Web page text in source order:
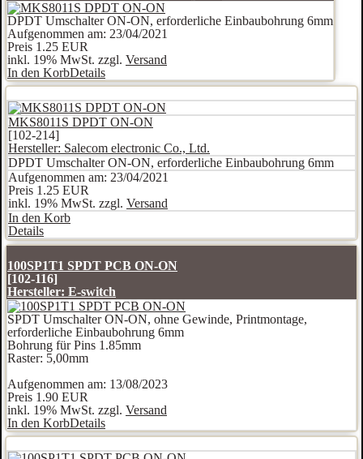
DPDT Umschalter ON-ON, erforderliche Einbaubohrung 6mm
Aufgenommen am: 23/04/2021
Preis 1.25 EUR
inkl. 19% MwSt. zzgl. Versand
In den KorbDetails
MKS8011S DPDT ON-ON
[102-214]
Hersteller: Salecom electronic Co., Ltd.
DPDT Umschalter ON-ON, erforderliche Einbaubohrung 6mm
Aufgenommen am: 23/04/2021
Preis 1.25 EUR
inkl. 19% MwSt. zzgl. Versand
In den Korb
Details
100SP1T1 SPDT PCB ON-ON
[102-116]
Hersteller: E-switch
SPDT Umschalter ON-ON, ohne Gewinde, Printmontage,
erforderliche Einbaubohrung 6mm
Bohrung für Pins 1.85mm
Raster: 5,00mm
Aufgenommen am: 13/08/2023
Preis 1.90 EUR
inkl. 19% MwSt. zzgl. Versand
In den KorbDetails